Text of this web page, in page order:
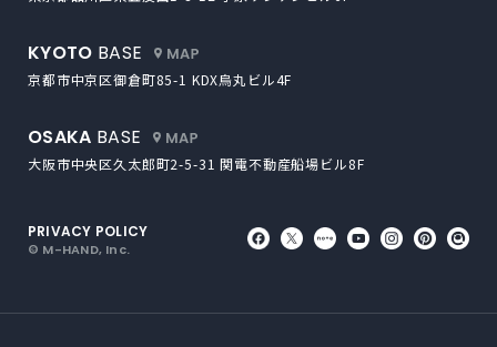
KYOTO BASE 外部サイトにリンクします
京都市中京区御倉町85-1 KDX烏丸ビル4F
OSAKA BASE 外部サイトにリンクします
大阪市中央区久太郎町2-5-31関電不動産船場ビル8F
外部サイトにリンクします
外部サイトにリンクしま
外部サイトにリンク
外部サイトにリ
外部サイト
外部サ
外
PRIVACY POLICY
© M-HAND, Inc.